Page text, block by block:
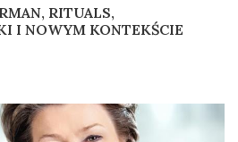
RITUALS,
I NOWYM KONTEKŚCIE